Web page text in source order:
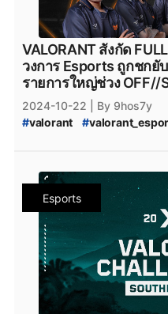
FULLSENSE #
FULL_SENSE_PTC #
# foxz_valorant #foxz #
#ptc # PTC #MiTH #mith
#mith.valorant # xerxia #
# Team-NKT #
#team_nkt valorant_nkt
#Predator_League #
VALORANT สังกัด
วงการ Esports ถูกชกยั
รายการใหญ่ช่วง OFF//
2024-10-22
| By 9hos7y
#valorant #
VALORANT_Split_3
fullsense_valorant
Esports